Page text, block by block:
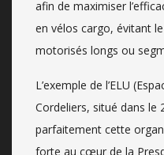
afin de maximiser
en vélos cargo, évitant
motorisés longs ou
L’exemple de l’ELU
Cordeliers, situé dans le
parfaitement cette
forte au cœur de la